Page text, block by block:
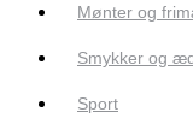
Mønter og
Smykker og
Sport